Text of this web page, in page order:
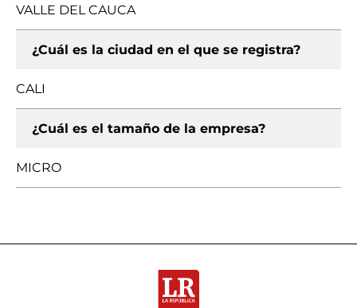
VALLE DEL CAUCA
¿Cuál es la ciudad en el que se registra?
CALI
¿Cuál es el tamaño de la empresa?
MICRO